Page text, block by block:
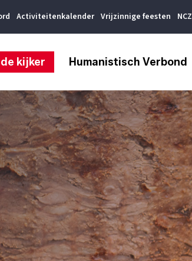
Activiteitenkalender Vrijzinnige feesten NCZ
de kijker Humanistisch Verbond